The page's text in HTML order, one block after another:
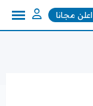
اعلن مجانا